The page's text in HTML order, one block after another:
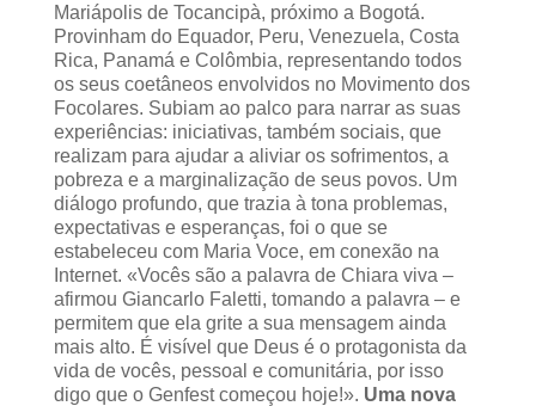
Mariápolis de Tocancipà, próximo a Bogotá.
Provinham do Equador, Peru, Venezuela, Costa
Rica, Panamá e Colômbia, representando todos
os seus coetâneos envolvidos no Movimento dos
Focolares. Subiam ao palco para narrar as suas
experiências: iniciativas, também sociais, que
realizam para ajudar a aliviar os sofrimentos, a
pobreza e a marginalização de seus povos. Um
diálogo profundo, que trazia à tona problemas,
expectativas e esperanças, foi o que se
estabeleceu com Maria Voce, em conexão na
Internet. «Vocês são a palavra de Chiara viva –
afirmou Giancarlo Faletti, tomando a palavra – e
permitem que ela grite a sua mensagem ainda
mais alto. É visível que Deus é o protagonista da
vida de vocês, pessoal e comunitária, por isso
digo que o Genfest começou hoje!». Uma nova